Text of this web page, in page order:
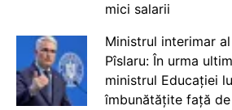
mici salarii
Ministrul interimar
Pîslaru: În urma
ministrul Educației
îmbunătățite față